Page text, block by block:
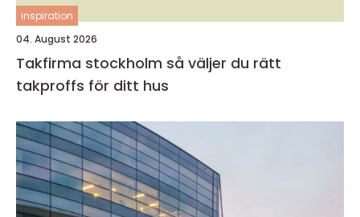
inspiration
04. August 2026
Takfirma stockholm så väljer du rätt
takproffs för ditt hus